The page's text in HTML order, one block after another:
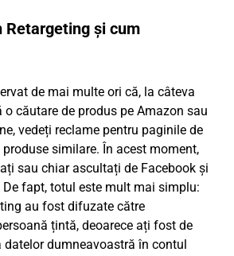
Retargeting și cum
de mai multe ori că, la câteva
o căutare de produs pe Amazon sau
vedeți reclame pentru paginile de
similare. În acest moment,
sau chiar ascultați de Facebook și
fapt, totul este mult mai simplu:
au fost difuzate către
țintă, deoarece ați fost de
datelor dumneavoastră în contul